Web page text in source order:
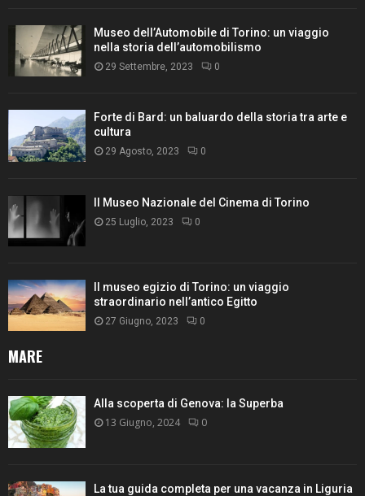
Museo dell’Automobile di Torino: un viaggio
nella storia dell’automobilismo
29 Settembre, 2023 0
Forte di Bard: un baluardo della storia tra arte e
cultura
29 Agosto, 2023 0
Il Museo Nazionale del Cinema di Torino
25 Luglio, 2023 0
Il museo egizio di Torino: un viaggio
straordinario nell’antico Egitto
27 Giugno, 2023 0
MARE
Alla scoperta di Genova: la Superba
13 Giugno, 2024 0
La tua guida completa per una vacanza in Liguria